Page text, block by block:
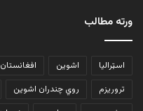
ورته مطالب
اسټرالیا اشوین افغانستان
تروریزم
روي چندران اشوین